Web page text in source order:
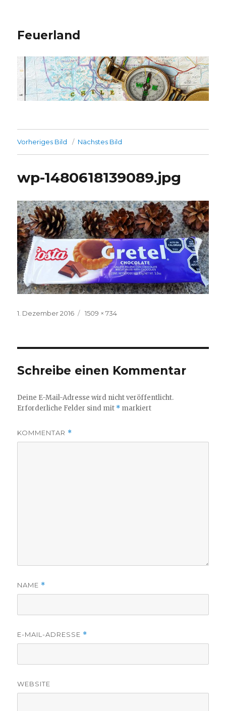
Feuerland
Vorheriges Bild Nächstes Bild
wp-1480618139089.jpg
Veröffentlicht
1. Dezember 2016
Volle
1509 × 734
Schreibe einen Kommentar
Deine E-Mail-Adresse wird nicht veröffentlicht.
Erforderliche Felder sind mit * markiert
KOMMENTAR *
NAME *
E-MAIL-ADRESSE *
WEBSITE